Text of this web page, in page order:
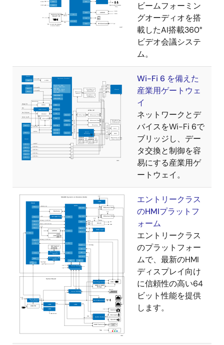
ビームフォーミン
グオーディオを搭
載したAI搭載360°
ビデオ会議システ
ム。
Wi-Fi 6 を備えた
産業用ゲートウェ
イ
ネットワークとデ
バイスをWi-Fi 6で
ブリッジし、デー
タ交換と制御を容
易にする産業用ゲ
ートウェイ。
エントリークラス
のHMIプラットフ
ォーム
エントリークラス
のプラットフォー
ムで、最新のHMI
ディスプレイ向け
に信頼性の高い64
ビット性能を提供
します。